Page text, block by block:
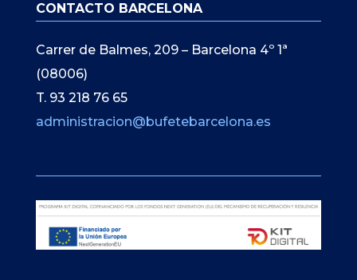
CONTACTO BARCELONA
Carrer de Balmes, 209 – Barcelona 4º 1ª
(08006)
T. 93 218 76 65
administracion@bufetebarcelona.es